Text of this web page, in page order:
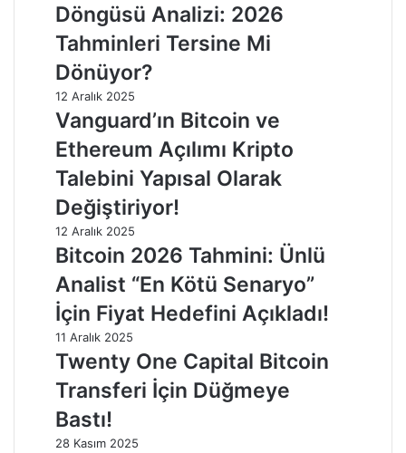
Döngüsü Analizi: 2026
Tahminleri Tersine Mi
Dönüyor?
12 Aralık 2025
Vanguard’ın Bitcoin ve
Ethereum Açılımı Kripto
Talebini Yapısal Olarak
Değiştiriyor!
12 Aralık 2025
Bitcoin 2026 Tahmini: Ünlü
Analist “En Kötü Senaryo”
İçin Fiyat Hedefini Açıkladı!
11 Aralık 2025
Twenty One Capital Bitcoin
Transferi İçin Düğmeye
Bastı!
28 Kasım 2025